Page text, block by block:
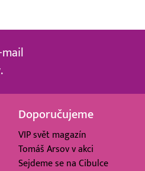
mail
.
Doporučujeme
VIP svět magazín
Tomáš Arsov v akci
Sejdeme se na Cibulce